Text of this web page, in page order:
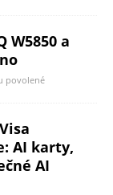
W5850 a
povolené
AI karty,
AI